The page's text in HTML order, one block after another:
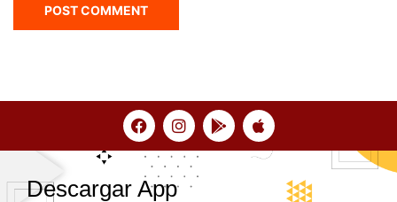
Descargar App